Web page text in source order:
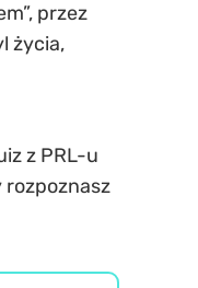
przez
życia,
z PRL-u
rozpoznasz